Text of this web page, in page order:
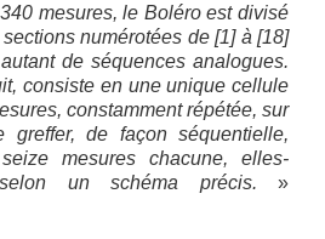
mesures, le Boléro est divisé
numérotées de [1] à [18]
de séquences analogues.
consiste en une unique cellule
constamment répétée, sur
greffer, de façon séquentielle,
mesures chacune, elles-
un schéma précis. »